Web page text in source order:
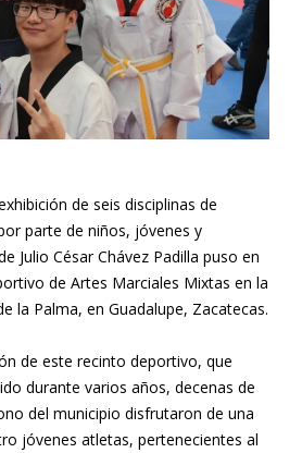
de seis disciplinas de
parte de niños, jóvenes y
Julio César Chávez Padilla puso en
de Artes Marciales Mixtas en la
la Palma, en Guadalupe, Zacatecas.
de este recinto deportivo, que
durante varios años, decenas de
del municipio disfrutaron de una
jóvenes atletas, pertenecientes al